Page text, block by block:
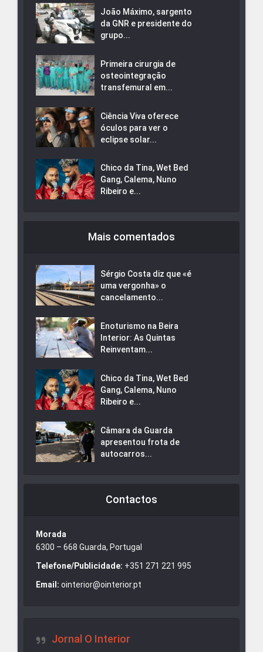
João Máximo, sargento
da GNR e presidente do
grupo...
Primeira cirurgia de
osteointegração
transfemural em...
Ciência Viva oferece
óculos para ver o
eclipse solar...
Chico da Tina, Wet Bed
Gang, Calema, Nuno
Ribeiro e...
Mais comentados
Sérgio Costa diz que «é
uma vergonha» o
cancelamento...
Enoturismo na Beira
Interior: As Quintas
Reinventam...
Chico da Tina, Wet Bed
Gang, Calema, Nuno
Ribeiro e...
Câmara da Guarda
apresentou frota de
autocarros...
Contactos
Morada
6300 – 668 Guarda, Portugal
Telefone/Publicidade: +351 271 221 995
Email: ointerior@ointerior.pt
Jornal O Interior